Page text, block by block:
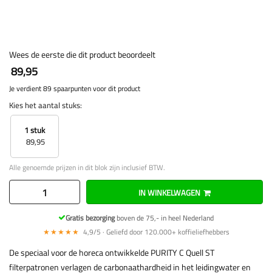
Wees de eerste die dit product beoordeelt
89,95
Je verdient 89 spaarpunten voor dit product
Kies het aantal stuks:
1 stuk
89,95
Alle genoemde prijzen in dit blok zijn inclusief BTW.
IN WINKELWAGEN
Gratis bezorgingboven de 75,- in heel Nederland
★★★★★ 4,9/5 · Geliefd door 120.000+ koffieliefhebbers
De speciaal voor de horeca ontwikkelde PURITY C Quell ST
filterpatronen verlagen de carbonaathardheid in het leidingwater en